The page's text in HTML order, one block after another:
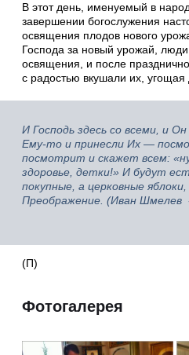
В этот день, именуемый в
завершении богослужения
освящения плодов нового
Господа за новый урожай,
освящения, и после
с радостью вкушали их, угощая
И Господь здесь со всеми, и
Ему-то и принесли Их —
посмотрит и скажет всем:
здоровье, детки!» И будут
покупные, а церковные
Преображение. (Иван Шмелев
(П)
Фотогалерея